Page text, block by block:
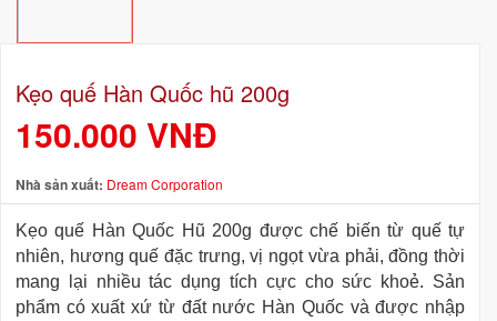
Kẹo quế Hàn Quốc hũ 200g
150.000 VNĐ
Nhà sản xuất: Dream Corporation
Kẹo quế Hàn Quốc Hũ 200g được chế biến từ quế tự
nhiên, hương quế đặc trưng, vị ngọt vừa phải, đồng thời
mang lại nhiều tác dụng tích cực cho sức khoẻ. Sản
phẩm có xuất xứ từ đất nước Hàn Quốc và được nhập